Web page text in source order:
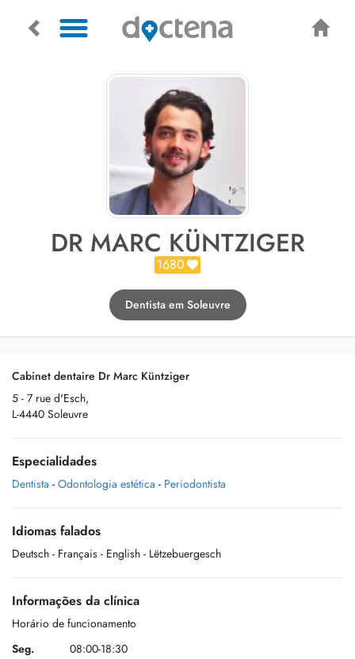
DR MARC KÜNTZIGER
1680
Dentista em Soleuvre
Cabinet dentaire Dr Marc Küntziger
5 - 7 rue d'Esch,
L-4440 Soleuvre
Especialidades
Dentista - Odontologia estética - Periodontista
Idiomas falados
Deutsch - Français - English - Lëtzebuergesch
Informações da clínica
Horário de funcionamento
Seg.
08:00-18:30